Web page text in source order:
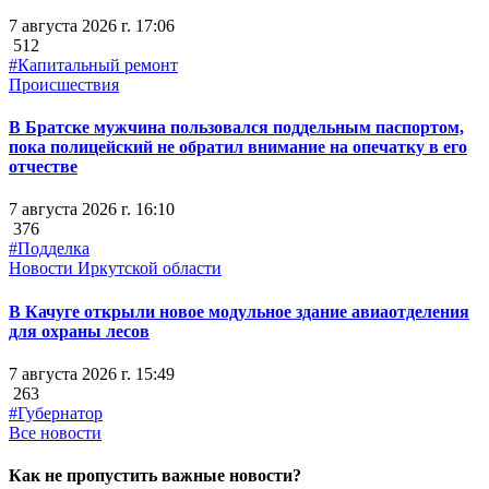
7 августа 2026 г. 17:06
512
#Капитальный ремонт
Происшествия
В Братске мужчина пользовался поддельным паспортом,
пока полицейский не обратил внимание на опечатку в его
отчестве
7 августа 2026 г. 16:10
376
#Подделка
Новости Иркутской области
В Качуге открыли новое модульное здание авиаотделения
для охраны лесов
7 августа 2026 г. 15:49
263
#Губернатор
Все новости
Как не пропустить важные новости?